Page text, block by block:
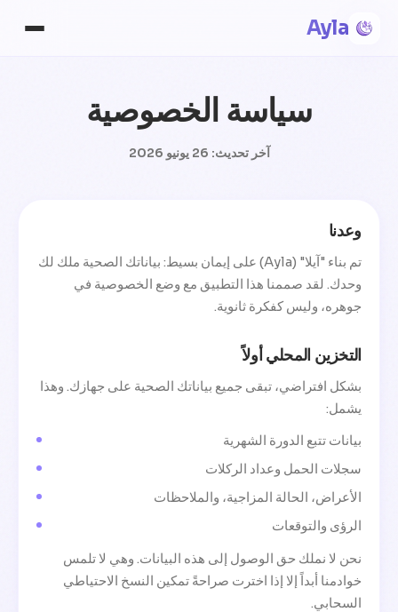
Ayla
سياسة الخصوصية
آخر تحديث: 26 يونيو 2026
وعدنا
تم بناء "آيلا" (Ayla) على إيمان بسيط: بياناتك الصحية ملك لك
وحدك. لقد صممنا هذا التطبيق مع وضع الخصوصية في
جوهره، وليس كفكرة ثانوية.
التخزين المحلي أولاً
بشكل افتراضي، تبقى جميع بياناتك الصحية على جهازك. وهذا
يشمل:
بيانات تتبع الدورة الشهرية
سجلات الحمل وعداد الركلات
الأعراض، الحالة المزاجية، والملاحظات
الرؤى والتوقعات
نحن لا نملك حق الوصول إلى هذه البيانات. وهي لا تلمس
خوادمنا أبداً إلا إذا اخترت صراحةً تمكين النسخ الاحتياطي
السحابي.